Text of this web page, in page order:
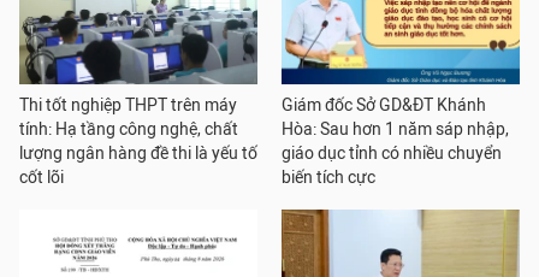
Thi tốt nghiệp THPT trên máy
tính: Hạ tầng công nghệ, chất
lượng ngân hàng đề thi là yếu tố
cốt lõi
Giám đốc Sở GD&ĐT Khánh
Hòa: Sau hơn 1 năm sáp nhập,
giáo dục tỉnh có nhiều chuyển
biến tích cực